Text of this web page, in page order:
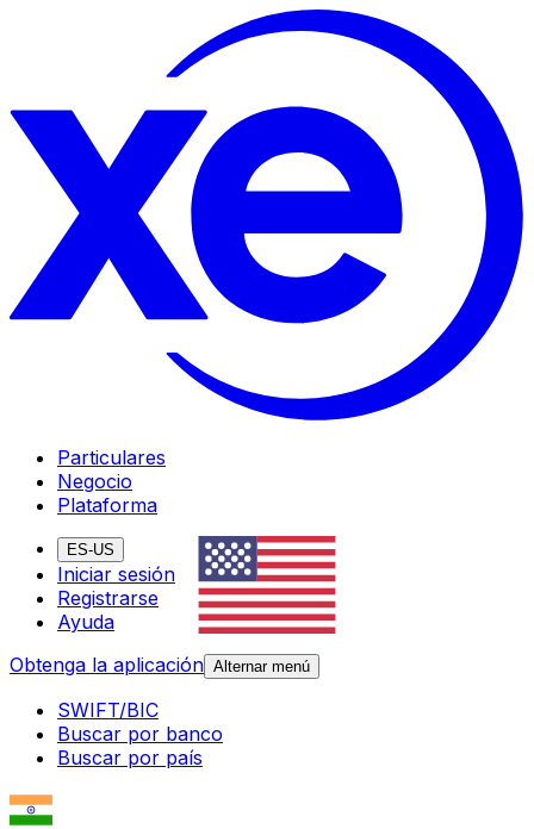
Particulares
Negocio
Plataforma
ES-US
Iniciar sesión
Registrarse
Ayuda
Obtenga la aplicación Alternar menú
SWIFT/BIC
Buscar por banco
Buscar por país